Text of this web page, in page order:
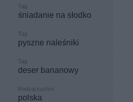
śniadanie na słodko
pyszne naleśniki
deser bananowy
polska